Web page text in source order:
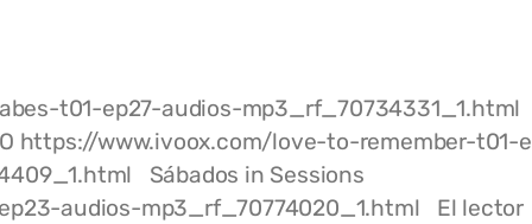
t01-ep27-audios-mp3_rf_70734331_1.html
https://www.ivoox.com/love-to-remember-t01-
Sábados in Sessions
audios-mp3_rf_70774020_1.html El lector